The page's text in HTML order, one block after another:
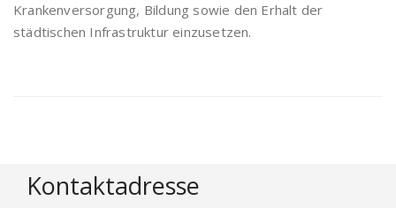
Krankenversorgung, Bildung sowie den Erhalt der
städtischen Infrastruktur einzusetzen.
Kontaktadresse